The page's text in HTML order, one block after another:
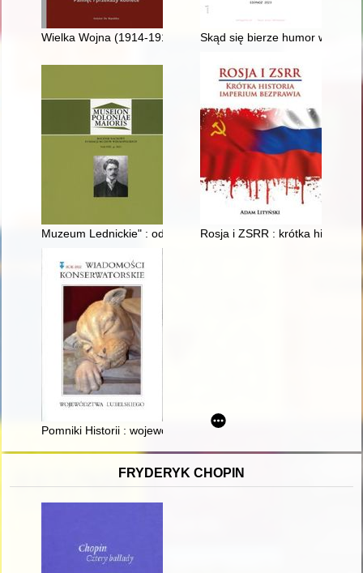
Wielka Wojna (1914-1918) na ziemiach polskich : pamięć i
Skąd się bierze humor
Muzeum Lednickie" : od narodzin idei do realizacji =
Rosja i ZSRR : krótka historia
Pomniki Historii : województwo lubelskie
FRYDERYK CHOPIN